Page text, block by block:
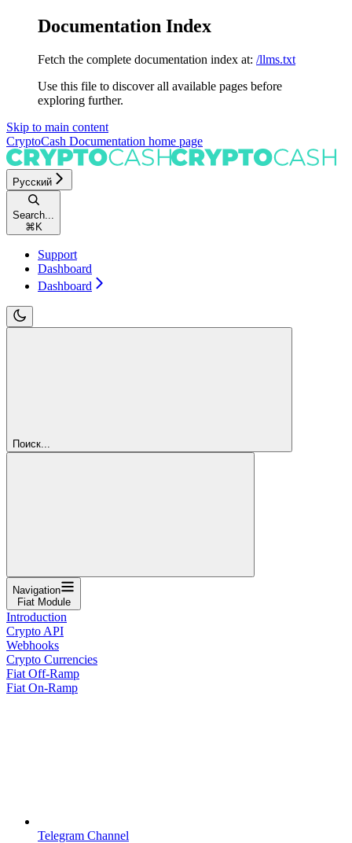
Documentation Index
Fetch the complete documentation index at: /llms.txt
Use this file to discover all available pages before
exploring further.
Skip to main content
CryptoCash Documentation home page
Русский
Search...
⌘ K
Support
Dashboard
Dashboard
Поиск...
Navigation
Fiat Module
Introduction
Crypto API
Webhooks
Crypto Currencies
Fiat Off-Ramp
Fiat On-Ramp
Telegram Channel